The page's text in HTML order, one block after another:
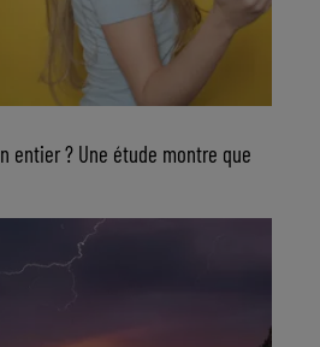
entier ? Une étude montre que